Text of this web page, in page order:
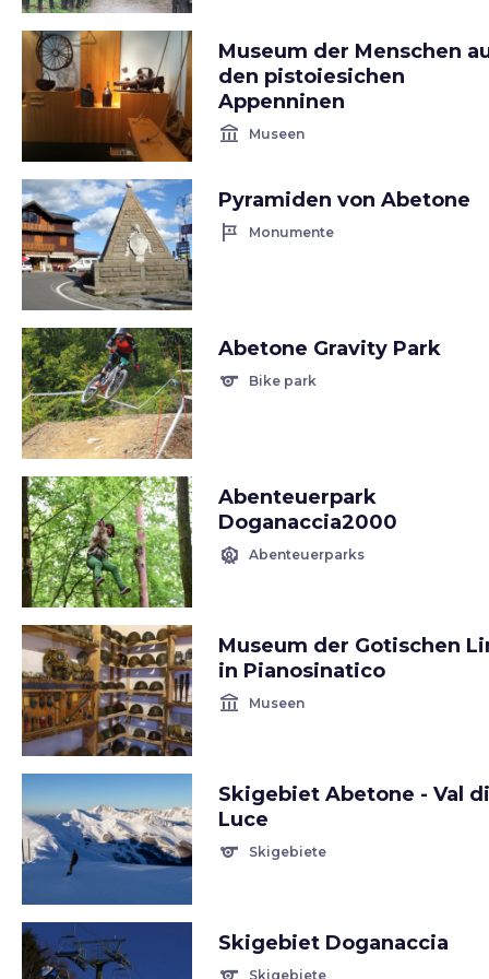
Museum der Menschen
den pistoiesichen
Appenninen
account_balance Museen
Pyramiden von Abetone
tour Monumente
Abetone Gravity Park
sports Bike park
Abenteuerpark
Doganaccia2000
attractions Abenteuerparks
Museum der Gotischen
in Pianosinatico
account_balance Museen
Skigebiet Abetone - Val di
Luce
sports Skigebiete
Skigebiet Doganaccia
Skigebiete